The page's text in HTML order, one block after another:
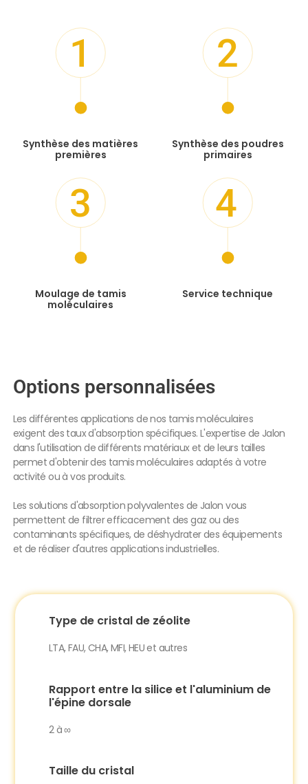
1
Synthèse des matières
premières
2
Synthèse des poudres
primaires
3
Moulage de tamis
moléculaires
4
Service technique
Options personnalisées
Les différentes applications de nos tamis moléculaires
exigent des taux d'absorption spécifiques. L'expertise de Jalon
dans l'utilisation de différents matériaux et de leurs tailles
permet d'obtenir des tamis moléculaires adaptés à votre
activité ou à vos produits.
Les solutions d'absorption polyvalentes de Jalon vous
permettent de filtrer efficacement des gaz ou des
contaminants spécifiques, de déshydrater des équipements
et de réaliser d'autres applications industrielles.
Type de cristal de zéolite
LTA, FAU, CHA, MFI, HEU et autres
Rapport entre la silice et l'aluminium de
l'épine dorsale
2 à ∞
Taille du cristal